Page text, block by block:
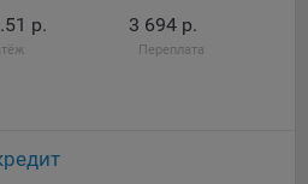
позволяют посещать
чтобы ограничить
объем информации и
выбрав соответствующую
р. 3 694 р.
Переплата